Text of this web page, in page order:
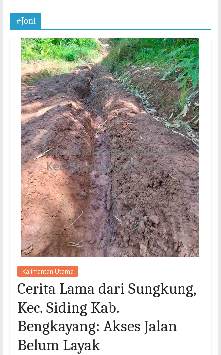
#Joni
Kalimantan Utama
Cerita Lama dari Sungkung,
Kec. Siding Kab.
Bengkayang: Akses Jalan
Belum Layak